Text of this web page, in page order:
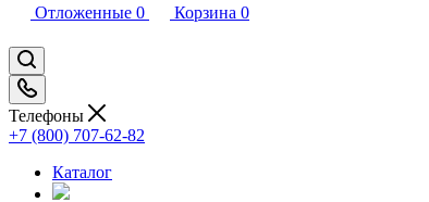
Отложенные 0 Корзина 0
Телефоны
+7 (800) 707-62-82
Каталог